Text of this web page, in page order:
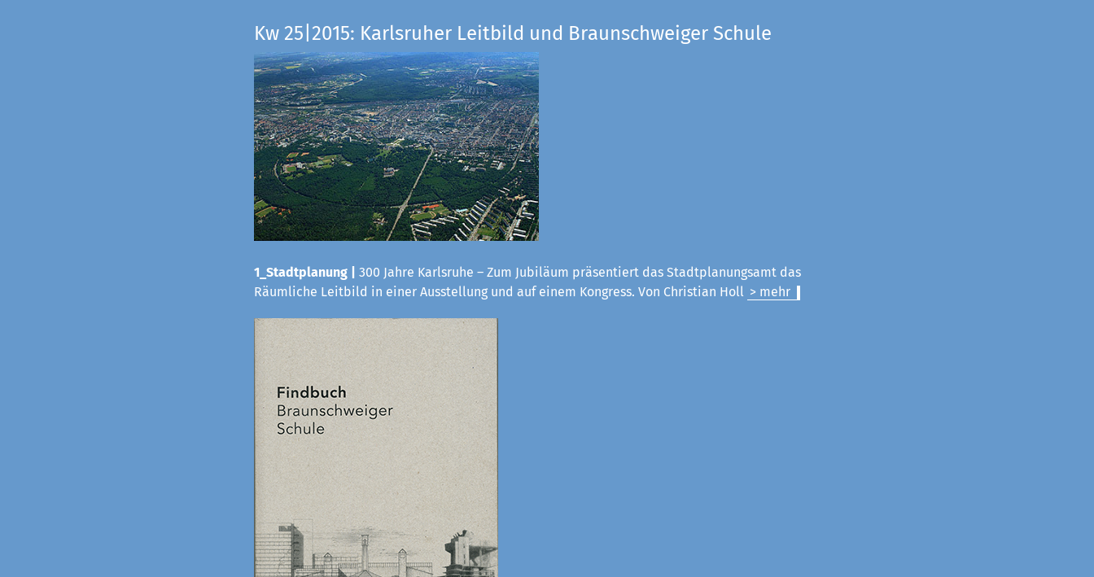
Kw 25|2015: Karlsruher Leitbild und Braunschweiger Schule
1_Stadtplanung |
300 Jahre Karlsruhe – Zum Jubiläum präsentiert das Stadtplanungsamt das
Räumliche Leitbild in einer Ausstellung und auf einem Kongress. Von Christian Holl > mehr